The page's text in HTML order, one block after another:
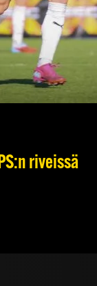
riveissä